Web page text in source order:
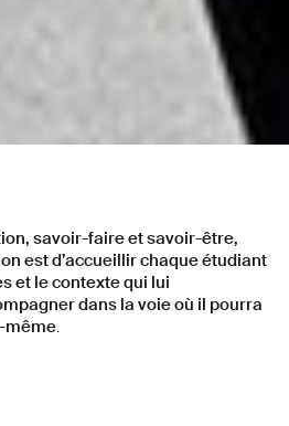
savoir-faire et savoir-être,
est d’accueillir chaque étudiant
et le contexte qui lui
dans la voie où il pourra
même.